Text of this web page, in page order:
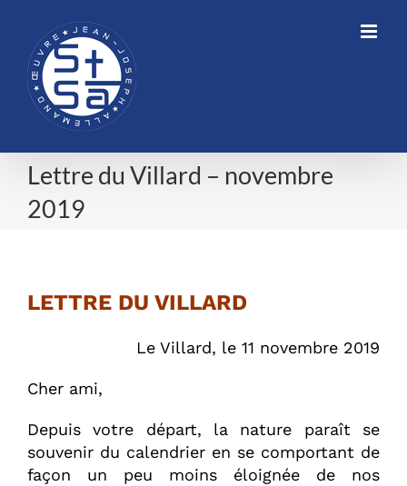
content
Lettre du Villard – novembre
2019
LETTRE DU VILLARD
Le Villard, le 11 novembre 2019
Cher ami,
Depuis votre départ, la nature paraît se
souvenir du calendrier en se comportant de
façon un peu moins éloignée de nos